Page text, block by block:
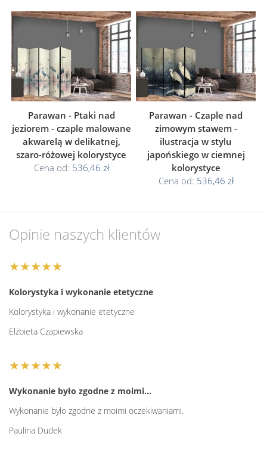
Parawan - Ptaki nad
jeziorem - czaple malowane
akwarelą w delikatnej,
szaro-różowej kolorystyce
Cena od: 536,46 zł
Parawan - Czaple nad
zimowym stawem -
ilustracja w stylu
japońskiego w ciemnej
kolorystyce
Cena od: 536,46 zł
Opinie naszych klientów
★★★★★
Kolorystyka i wykonanie etetyczne
Kolorystyka i wykonanie etetyczne
Elżbieta Czapiewska
★★★★★
Wykonanie było zgodne z moimi…
Wykonanie było zgodne z moimi oczekiwaniami.
Paulina Dudek